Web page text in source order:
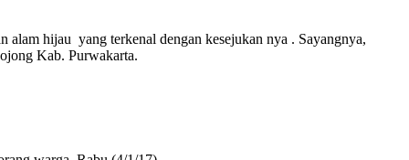
alam hijau yang terkenal dengan kesejukan nya . Sayangnya,
Kab. Purwakarta.